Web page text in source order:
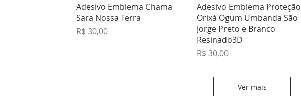
Visualização rápida
Adesivo Emblema Chama
Sara Nossa Terra
Preço
R$ 30,00
Visualização rápida
Adesivo Emblema Proteção
Orixá Ogum Umbanda São
Jorge Preto e Branco
Resinado3D
Preço
R$ 30,00
Ver mais